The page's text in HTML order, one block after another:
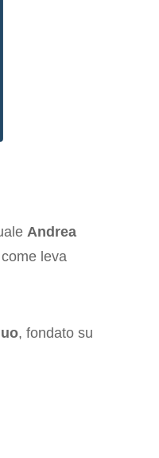
Andrea
leva
, fondato su